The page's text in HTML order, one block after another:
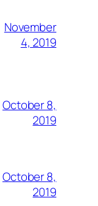
November
4, 2019
October 8,
2019
October 8,
2019